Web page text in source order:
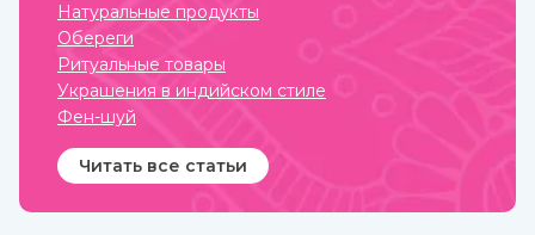
Натуральные продукты
Обереги
Ритуальные товары
Украшения в индийском стиле
Фен-шуй
Читать все статьи